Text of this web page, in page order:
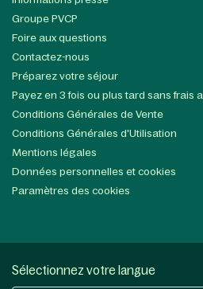
Groupe PVCP
Foire aux questions
Contactez-nous
Préparez votre séjour
Payez en 3 fois ou plus tard sans frais
Conditions Générales de Vente
Conditions Générales d'Utilisation
Mentions légales
Données personnelles et cookies
Paramètres des cookies
Sélectionnez votre langue